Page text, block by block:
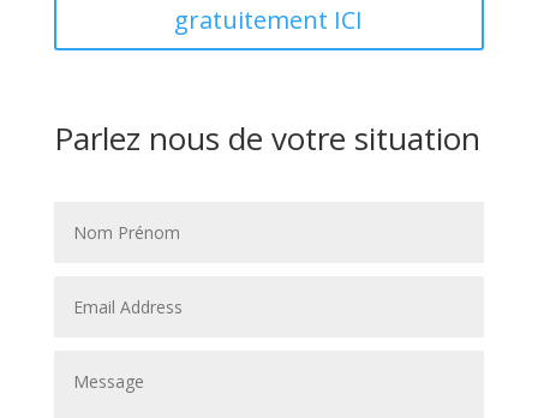
gratuitement ICI
Parlez nous de votre situation